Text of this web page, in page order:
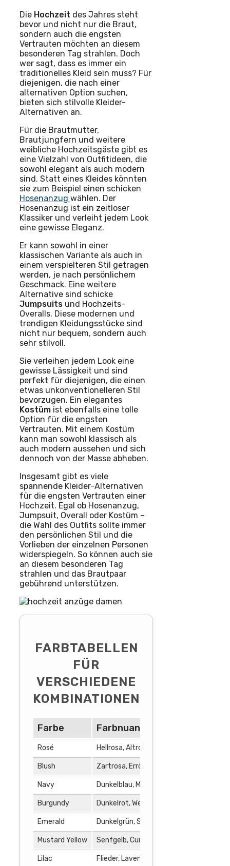
Die Hochzeit des Jahres steht
bevor und nicht nur die Braut,
sondern auch die engsten
Vertrauten möchten an diesem
besonderen Tag strahlen. Doch
wer sagt, dass es immer ein
traditionelles Kleid sein muss? Für
diejenigen, die nach einer
alternativen Option suchen,
bieten sich stilvolle Kleider-
Alternativen an.
Für die Brautmutter,
Brautjungfern und weitere
weibliche Hochzeitsgäste gibt es
eine Vielzahl von Outfitideen, die
sowohl elegant als auch modern
sind. Statt eines Kleides könnten
sie zum Beispiel einen schicken
Hosenanzug wählen. Der
Hosenanzug ist ein zeitloser
Klassiker und verleiht jedem Look
eine gewisse Eleganz.
Er kann sowohl in einer
klassischen Variante als auch in
einem verspielteren Stil getragen
werden, je nach persönlichem
Geschmack. Eine weitere
Alternative sind schicke
Jumpsuits und Hochzeits-
Overalls. Diese modernen und
trendigen Kleidungsstücke sind
nicht nur bequem, sondern auch
sehr stilvoll.
Sie verleihen jedem Look eine
gewisse Lässigkeit und sind
perfekt für diejenigen, die einen
etwas unkonventionelleren Stil
bevorzugen. Ein elegantes
Kostüm ist ebenfalls eine tolle
Option für die engsten
Vertrauten. Mit einem Kostüm
kann man sowohl klassisch als
auch modern aussehen und sich
dennoch von der Masse abheben.
Insgesamt gibt es viele
spannende Kleider-Alternativen
für die engsten Vertrauten einer
Hochzeit. Egal ob Hosenanzug,
Jumpsuit, Overall oder Kostüm –
die Wahl des Outfits sollte immer
den persönlichen Stil und die
Vorlieben der einzelnen Personen
widerspiegeln. So können auch sie
an diesem besonderen Tag
strahlen und das Brautpaar
gebührend unterstützen.
FARBTABELLEN
FÜR
VERSCHIEDENE
KOMBINATIONEN
Farbe Farbnuancen
Rosé Hellrosa, Altrosa, Pfirsich
Blush Zartrosa, Errötung
Navy Dunkelblau, Marineblau
Burgundy Dunkelrot, Weinrot
Emerald Dunkelgrün, Smaragdgrün
Mustard Yellow Senfgelb, Currygelb
Lilac Flieder, Lavendel